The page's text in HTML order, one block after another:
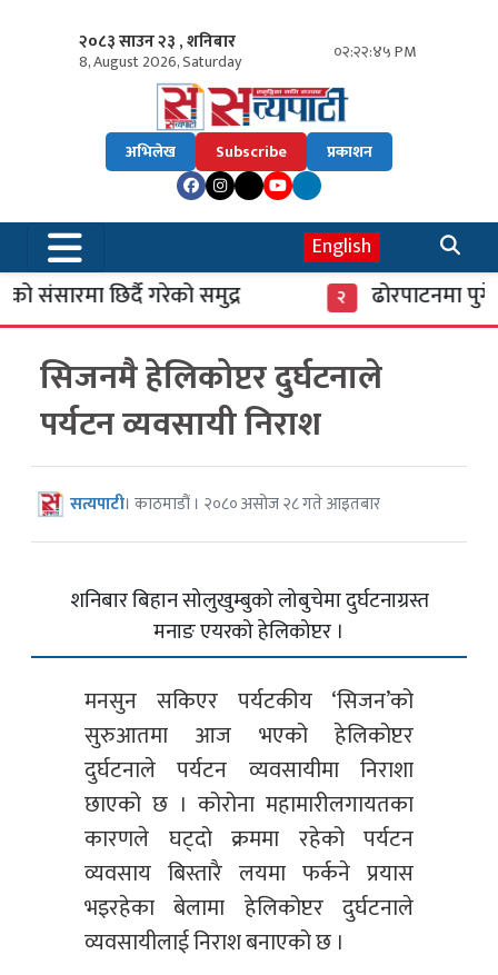
२०८३ साउन २३ , शनिबार
8, August 2026, Saturday ०२:२२:४६ PM
अभिलेख Subscribe प्रकाशन
English
छिर्दै गरेको समुद्र ढोरपाटनमा पुगे
सिजनमै हेलिकोप्टर दुर्घटनाले
पर्यटन व्यवसायी निराश
सत्यपाटी। काठमाडौं । २०८० असोज २८ गते आइतबार
शनिबार बिहान सोलुखुम्बुको लोबुचेमा दुर्घटनाग्रस्त
मनाङ एयरको हेलिकोप्टर ।
मनसुन सकिएर पर्यटकीय ‘सिजन’को
सुरुआतमा आज भएको हेलिकोप्टर
दुर्घटनाले पर्यटन व्यवसायीमा निराशा
छाएको छ । कोरोना महामारीलगायतका
कारणले घट्दो क्रममा रहेको पर्यटन
व्यवसाय बिस्तारै लयमा फर्कने प्रयास
भइरहेका बेलामा हेलिकोप्टर दुर्घटनाले
व्यवसायीलाई निराश बनाएको छ ।